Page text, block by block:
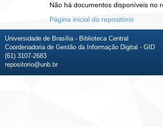
Não há documentos disponíveis no
Página inicial do repositório
Universidade de Brasília - Biblioteca Central
Coordenadoria de Gestão da Informação Digital - GID
(61) 3107-2683
repositorio@unb.br